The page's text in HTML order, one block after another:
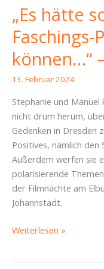
„Es hätte
können…“
13. Februar 2024
Stephanie und
nicht drum herum,
Gedenken in Dresden
Positives, nämlich
Außerdem werfen sie
polarisierende
der Filmnächte am
Johannstadt.
„Es
Weiterlesen »